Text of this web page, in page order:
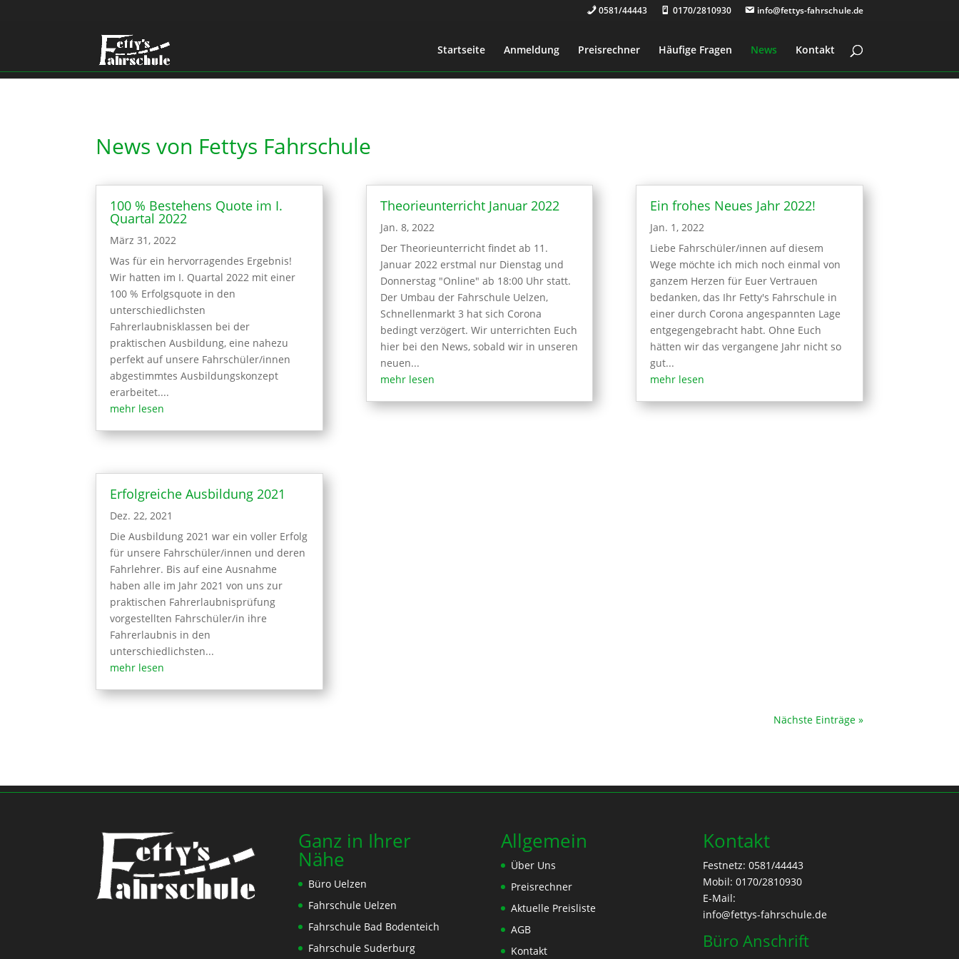
0581/44443 0170/2810930 info@fettys-fahrschule.de
Startseite Anmeldung Preisrechner Häufige Fragen News Kontakt
News von Fettys Fahrschule
100 % Bestehens Quote im I.
Quartal 2022
März 31, 2022
Was für ein hervorragendes Ergebnis!
Wir hatten im I. Quartal 2022 mit einer
100 % Erfolgsquote in den
unterschiedlichsten
Fahrerlaubnisklassen bei der
praktischen Ausbildung, eine nahezu
perfekt auf unsere Fahrschüler/innen
abgestimmtes Ausbildungskonzept
erarbeitet....
mehr lesen
Erfolgreiche Ausbildung 2021
Dez. 22, 2021
Die Ausbildung 2021 war ein voller Erfolg
für unsere Fahrschüler/innen und deren
Fahrlehrer. Bis auf eine Ausnahme
haben alle im Jahr 2021 von uns zur
praktischen Fahrerlaubnisprüfung
vorgestellten Fahrschüler/in ihre
Fahrerlaubnis in den
unterschiedlichsten...
mehr lesen
Theorieunterricht Januar 2022
Jan. 8, 2022
Der Theorieunterricht findet ab 11.
Januar 2022 erstmal nur Dienstag und
Donnerstag "Online" ab 18:00 Uhr statt.
Der Umbau der Fahrschule Uelzen,
Schnellenmarkt 3 hat sich Corona
bedingt verzögert. Wir unterrichten Euch
hier bei den News, sobald wir in unseren
neuen...
mehr lesen
Ein frohes Neues Jahr 2022!
Jan. 1, 2022
Liebe Fahrschüler/innen auf diesem
Wege möchte ich mich noch einmal von
ganzem Herzen für Euer Vertrauen
bedanken, das Ihr Fetty's Fahrschule in
einer durch Corona angespannten Lage
entgegengebracht habt. Ohne Euch
hätten wir das vergangene Jahr nicht so
gut...
mehr lesen
Nächste Einträge »
Ganz in Ihrer
Nähe
Büro Uelzen
Fahrschule Uelzen
Fahrschule Bad Bodenteich
Fahrschule Suderburg
Allgemein
Über Uns
Preisrechner
Aktuelle Preisliste
AGB
Kontakt
Kontakt
Festnetz:0581/44443
Mobil:0170/2810930
E-Mail:
info@fettys-fahrschule.de
Büro Anschrift